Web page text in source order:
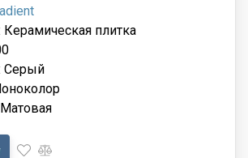
плитка
Серый